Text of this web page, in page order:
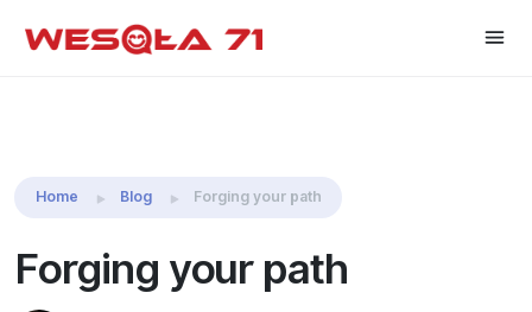
Home Blog Forging your path
Forging your path